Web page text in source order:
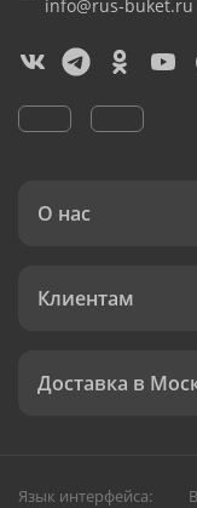
info@rus-buket.ru
О нас
Клиентам
Доставка в
Язык интерфейса: